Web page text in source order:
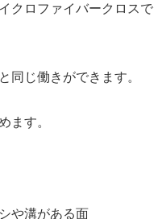
クロファイバークロスで
同じ働きができます。
ます。
や溝がある面